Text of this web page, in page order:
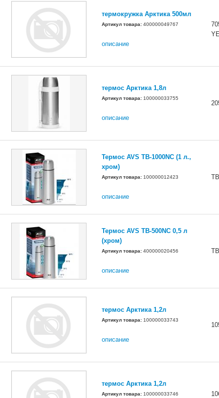
термокружка Арктика 500мл
Артикул товара: 400000049767
описание
термос Арктика 1,8л
Артикул товара: 100000033755
описание
Термос AVS TB-1000NC (1 л.,
хром)
Артикул товара: 100000012423
описание
Термос AVS TB-500NC 0,5 л
(хром)
Артикул товара: 400000020456
описание
термос Арктика 1,2л
Артикул товара: 100000033743
описание
термос Арктика 1,2л
Артикул товара: 100000033746